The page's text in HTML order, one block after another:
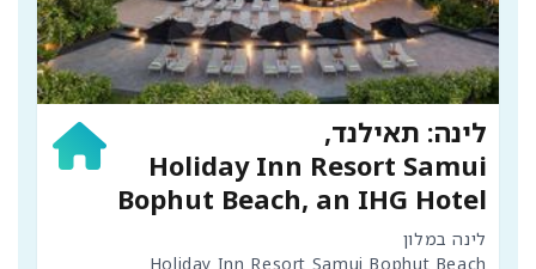
לינה: תאילנד,
Holiday Inn Resort Samui
Bophut Beach, an IHG Hotel